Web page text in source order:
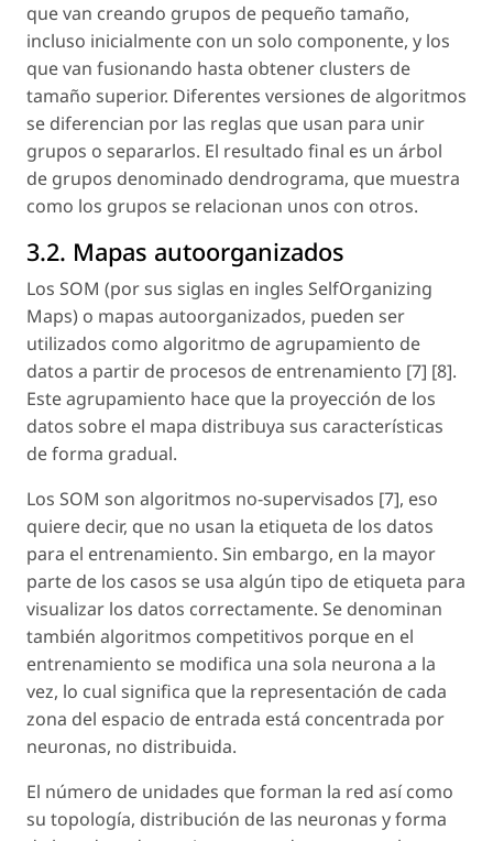
que van creando grupos de pequeño tamaño,
incluso inicialmente con un solo componente, y los
que van fusionando hasta obtener clusters de
tamaño superior. Diferentes versiones de algoritmos
se diferencian por las reglas que usan para unir
grupos o separarlos. El resultado final es un árbol
de grupos denominado dendrograma, que muestra
como los grupos se relacionan unos con otros.
3.2. Mapas autoorganizados
Los SOM (por sus siglas en ingles SelfOrganizing
Maps) o mapas autoorganizados, pueden ser
utilizados como algoritmo de agrupamiento de
datos a partir de procesos de entrenamiento [7] [8].
Este agrupamiento hace que la proyección de los
datos sobre el mapa distribuya sus características
de forma gradual.
Los SOM son algoritmos no-supervisados [7], eso
quiere decir, que no usan la etiqueta de los datos
para el entrenamiento. Sin embargo, en la mayor
parte de los casos se usa algún tipo de etiqueta para
visualizar los datos correctamente. Se denominan
también algoritmos competitivos porque en el
entrenamiento se modifica una sola neurona a la
vez, lo cual significa que la representación de cada
zona del espacio de entrada está concentrada por
neuronas, no distribuida.
El número de unidades que forman la red así como
su topología, distribución de las neuronas y forma